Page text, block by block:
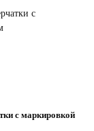
с маркировкой